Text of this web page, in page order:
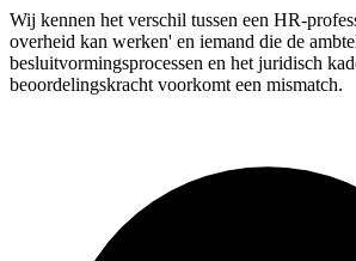
Wij kennen het verschil tussen een HR-
overheid kan werken' en iemand die de
besluitvormingsprocessen en het juridisch
beoordelingskracht voorkomt een mismatch.